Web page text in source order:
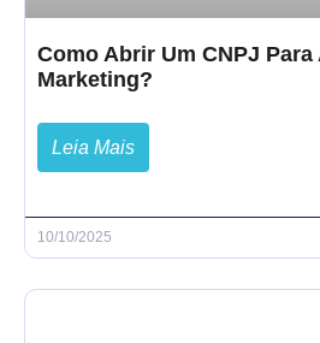
Como Abrir Um CNPJ Para
Marketing?
Leia Mais
10/10/2025